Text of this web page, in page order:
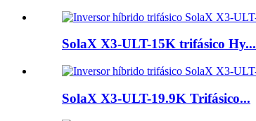
SolaX X3-ULT-15K trifásico Hy...
SolaX X3-ULT-19.9K Trifásico...